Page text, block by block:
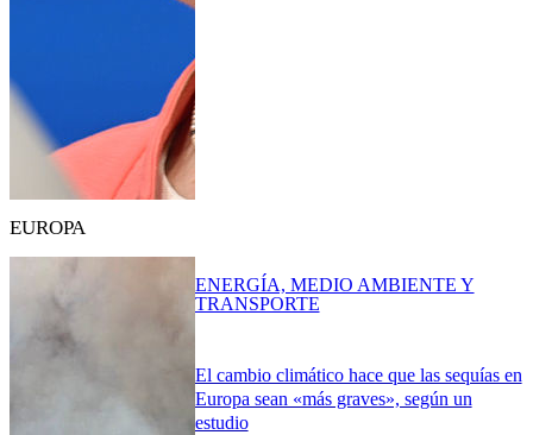
EUROPA
El cambio climático hace que las sequías en
Europa sean «más graves», según un
estudio
ENERGÍA, MEDIO AMBIENTE Y
TRANSPORTE